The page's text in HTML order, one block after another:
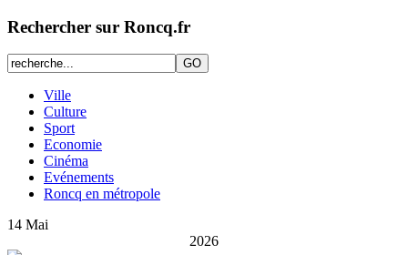
Rechercher sur Roncq.fr
Ville
Culture
Sport
Economie
Cinéma
Evénements
Roncq en métropole
14 Mai
2026